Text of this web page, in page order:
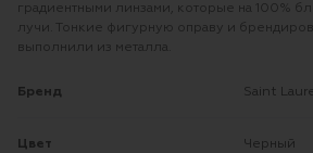
градиентными линзами, которые на 100%
лучи. Тонкие фигурную оправу и
выполнили из металла.
Бренд Saint
Цвет Черный